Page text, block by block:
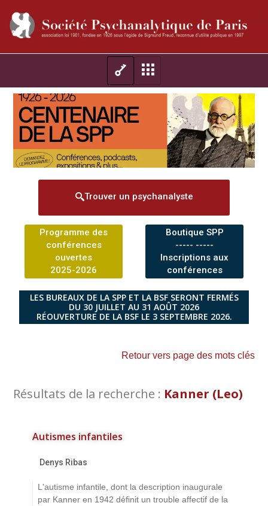
Trouver un psychanalyste
Programme des
conférences
ouvertes
2025-2026
Boutique SPP
----- -----
Inscriptions aux
conférences
LES BUREAUX DE LA SPP ET LA BSF SERONT FERMÉS
DU 30 JUILLET AU 31 AOÛT 2026
RÉOUVERTURE DE LA BSF LE 3 SEPTEMBRE 2026.
Retour vers page des mots clés
Résultats de la recherche : Kanner (Leo)
Autismes infantiles
Denys Ribas
L'autisme infantile, dont la description inaugurale
par Kanner en 1942 définit un trouble affectif de la